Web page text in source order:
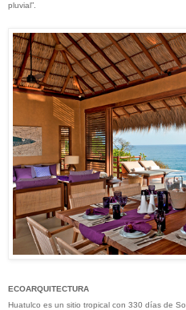
pluvial”.
ECOARQUITECTURA
Huatulco es un sitio tropical con 330 días de